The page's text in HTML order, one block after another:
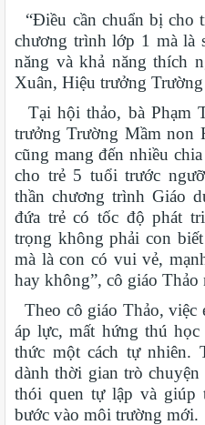
“Điều cần chuẩn bị cho
chương trình lớp 1 mà là
năng và khả năng thích
Xuân, Hiệu trưởng
Tại hội thảo, bà Phạm
trưởng Trường Mầm non
cũng mang đến nhiều
cho trẻ 5 tuổi trước
thần chương trình Giáo
đứa trẻ có tốc độ phát
trọng không phải con
mà là con có vui vẻ,
hay không”, cô giáo Thảo
Theo cô giáo Thảo, việc
áp lực, mất hứng thú
thức một cách tự nhiên.
dành thời gian trò
thói quen tự lập và giúp
bước vào môi trường mới.